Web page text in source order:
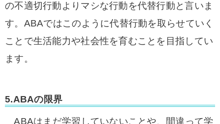
の不適切行動よりマシな行動を代替行動と言いま
す。ABAではこのように代替行動を取らせていく
ことで生活能力や社会性を育むことを目指してい
ます。
5.ABAの限界
ABAはまだ学習していないことや、間違って学